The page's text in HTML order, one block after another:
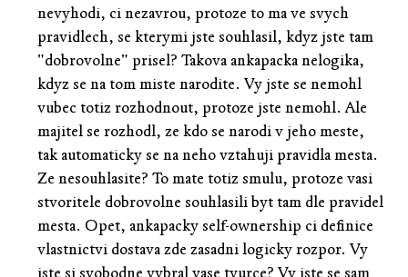
nevyhodi, ci nezavrou, protoze to ma ve svych
pravidlech, se kterymi jste souhlasil, kdyz jste tam
"dobrovolne" prisel? Takova ankapacka nelogika,
kdyz se na tom miste narodite. Vy jste se nemohl
vubec totiz rozhodnout, protoze jste nemohl. Ale
majitel se rozhodl, ze kdo se narodi v jeho meste,
tak automaticky se na neho vztahuji pravidla mesta.
Ze nesouhlasite? To mate totiz smulu, protoze vasi
stvoritele dobrovolne souhlasili byt tam dle pravidel
mesta. Opet, ankapacky self-ownership ci definice
vlastnictvi dostava zde zasadni logicky rozpor. Vy
jste si svobodne vybral vase tvurce? Vy jste se sam